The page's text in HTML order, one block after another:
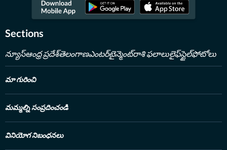
Sections
న్యూస్ఆంధ్ర ప్రదేశ్తెలంగాణఎంటర్‌టైన్మెంట్రాశి ఫలాలులైఫ్‌స్టైల్ఫోటోలు
మా గురించి
మమ్మల్ని సంప్రదించండి
వినియోగ నిబంధనలు